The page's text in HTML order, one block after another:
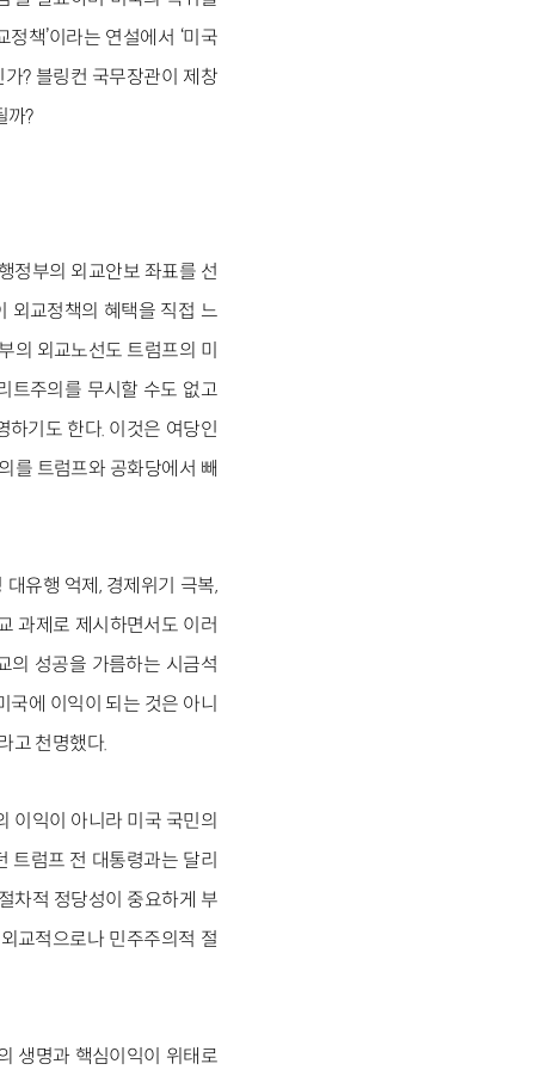
책’이라는 연설에서 ‘미국
? 블링컨 국무장관이 제창
까?
정부의 외교안보 좌표를 선
외교정책의 혜택을 직접 느
의 외교노선도 트럼프의 미
트주의를 무시할 수도 없고
기도 한다. 이것은 여당인
를 트럼프와 공화당에서 빼
유행 억제, 경제위기 극복,
과제로 제시하면서도 이러
의 성공을 가름하는 시금석
에 이익이 되는 것은 아니
고 천명했다.
이익이 아니라 미국 국민의
트럼프 전 대통령과는 달리
차적 정당성이 중요하게 부
교적으로나 민주주의적 절
생명과 핵심이익이 위태로